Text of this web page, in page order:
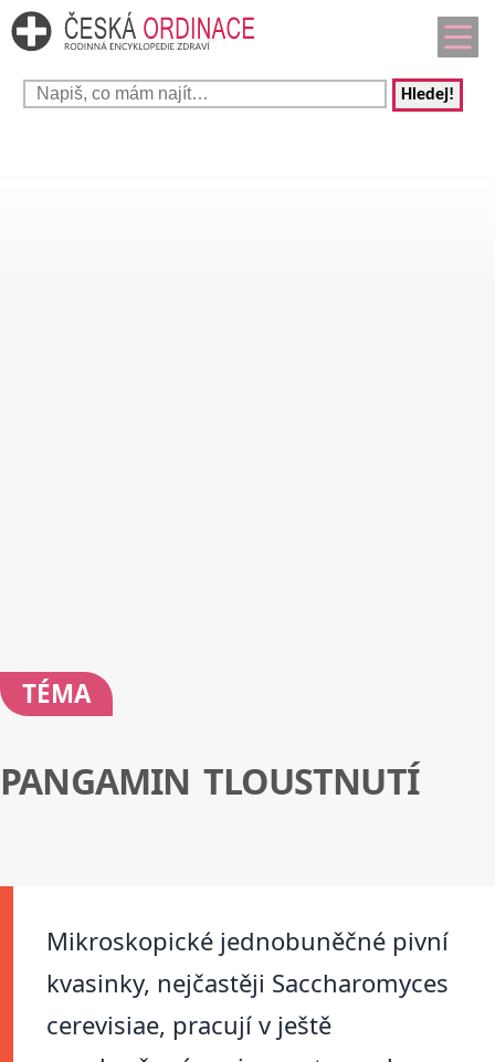
Hledej!
TÉMA
PANGAMIN TLOUSTNUTÍ
Mikroskopické jednobuněčné pivní
kvasinky, nejčastěji Saccharomyces
cerevisiae, pracují v ještě